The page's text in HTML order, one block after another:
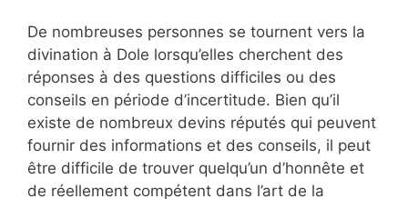
De nombreuses personnes se tournent vers la
divination à Dole lorsqu’elles cherchent des
réponses à des questions difficiles ou des
conseils en période d’incertitude. Bien qu’il
existe de nombreux devins réputés qui peuvent
fournir des informations et des conseils, il peut
être difficile de trouver quelqu’un d’honnête et
de réellement compétent dans l’art de la